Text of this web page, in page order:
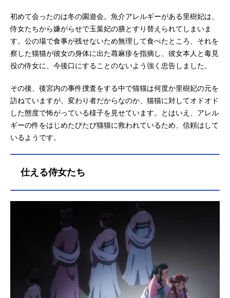
初めて会ったのは冬の園遊会。魚介アレルギーがある里樹妃は、
侍女たちから嫌がらせで玉葉妃の膳とすり替えられてしまいま
す。公の場で食事が残せないため無理して食べたところ、それを
察した猫猫が彼女の身体に出た蕁麻疹を指摘し、彼女本人と毒見
役の侍女に、今後口にすることのないよう強く忠告しました。
その後、後宮内の事件捜査をする中で猫猫は何度か里樹妃の元を
訪ねていますが、変わり者だからなのか、猫猫に対してオドオド
した態度で怖がっている様子を見せています。とはいえ、アレル
ギーの件をはじめたびたび猫猫に救われているため、信頼はして
いるようです。
仕える侍女たち